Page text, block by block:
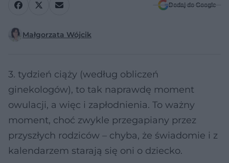
Dodaj do Google
Małgorzata Wójcik
3. tydzień ciąży (według obliczeń
ginekologów), to tak naprawdę moment
owulacji, a więc i zapłodnienia. To ważny
moment, choć zwykle przegapiany przez
przyszłych rodziców – chyba, że świadomie i z
kalendarzem starają się oni o dziecko.